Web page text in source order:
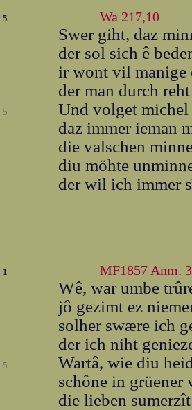
5 Wa 217,10
Swer giht, daz
der sol sich ê
ir wont vil manige
der man durch
5
Und volget
daz immer ieman
die valschen
diu möhte
der wil ich immer
1 MF1857 Anm.
Wê, war umbe
jô gezimt ez
solher swære ich
der ich niht
5
Wartâ, wie diu
schône in grüener
die lieben